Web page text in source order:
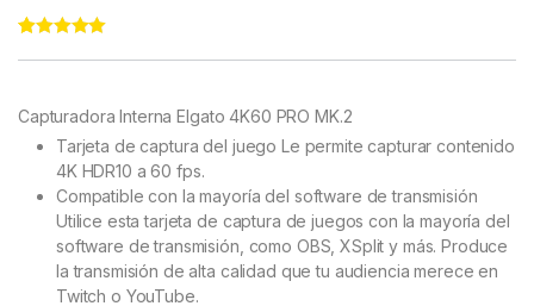
ratings
Capturadora Interna Elgato 4K60 PRO MK.2
Tarjeta de captura del juego Le permite capturar contenido
4K HDR10 a 60 fps.
Compatible con la mayoría del software de transmisión
Utilice esta tarjeta de captura de juegos con la mayoría del
software de transmisión, como OBS, XSplit y más. Produce
la transmisión de alta calidad que tu audiencia merece en
Twitch o YouTube.